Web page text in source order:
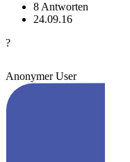
8 Antworten
24.09.16
?
Anonymer User